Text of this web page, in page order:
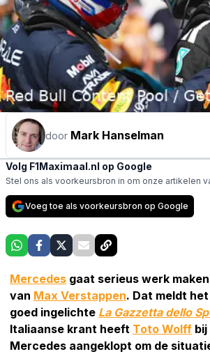
door Mark Hanselman
Volg F1Maximaal.nl op Google
Stel ons als voorkeursbron in om onze artikelen
Voeg toe als voorkeursbron op Google
Mercedes gaat serieus werk
van Max Verstappen. Dat meldt
goed ingelichte La Gazzetta dello
Italiaanse krant heeft Toto Wolff
Mercedes aangeklopt om de